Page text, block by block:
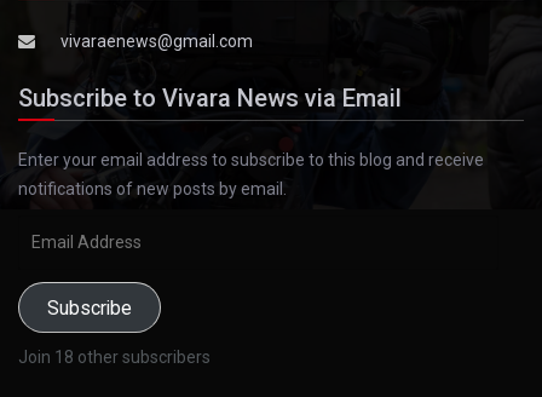
vivaraenews@gmail.com
Subscribe to Vivara News via Email
Enter your email address to subscribe to this blog and receive
notifications of new posts by email.
Subscribe
Join 18 other subscribers